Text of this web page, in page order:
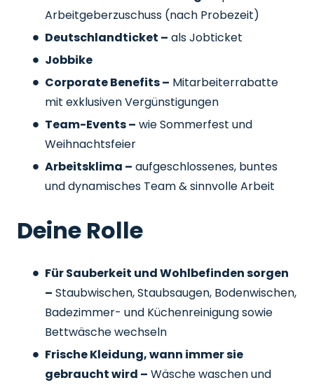
Arbeitgeberzuschuss (nach Probezeit)
Deutschlandticket – als Jobticket
Jobbike
Corporate Benefits – Mitarbeiterrabatte
mit exklusiven Vergünstigungen
Team-Events – wie Sommerfest und
Weihnachtsfeier
Arbeitsklima – aufgeschlossenes, buntes
und dynamisches Team & sinnvolle Arbeit
Deine Rolle
Für Sauberkeit und Wohlbefinden sorgen
– Staubwischen, Staubsaugen, Bodenwischen,
Badezimmer- und Küchenreinigung sowie
Bettwäsche wechseln
Frische Kleidung, wann immer sie
gebraucht wird – Wäsche waschen und